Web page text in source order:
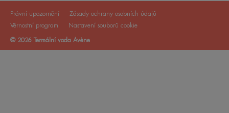
Právní upozornění
Zásady ochrany osobních údajů
Věrnostní program
Nastavení souborů cookie
© 2026 Termální voda Avène